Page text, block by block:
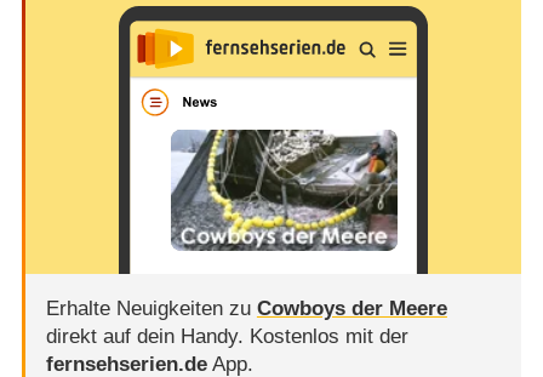
Erhalte Neuigkeiten zu Cowboys der Meere
direkt auf dein Handy. Kostenlos mit der
fernsehserien.deApp.